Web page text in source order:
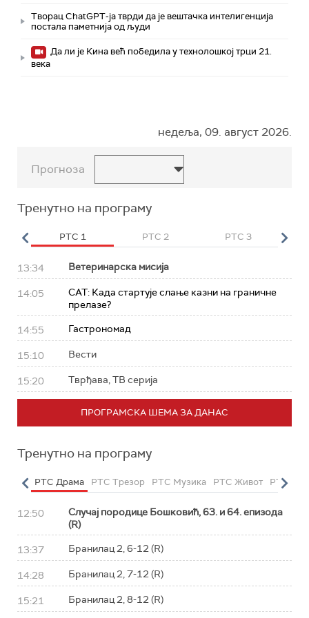
Творац ChatGPT-ја тврди да је вештачка интелигенција
постала паметнија од људи
Да ли је Кина већ победила у технолошкој трци 21.
века
недеља, 09. август 2026.
Прогноза
Тренутно на програму
РТС 1 РТС 2 РТС 3
13:34 Ветеринарска мисија
14:05
САТ: Када стартује слање казни на граничне
прелазе?
14:55 Гастрономад
15:10 Вести
15:20 Тврђава, ТВ серија
ПРОГРАМСКА ШЕМА ЗА ДАНАС
Тренутно на програму
РТС Драма РТС Трезор РТС Музика РТС Живот РТС
12:50
Случај породице Бошковић, 63. и 64. епизода
(R)
13:37 Бранилац 2, 6-12 (R)
14:28 Бранилац 2, 7-12 (R)
15:21 Бранилац 2, 8-12 (R)